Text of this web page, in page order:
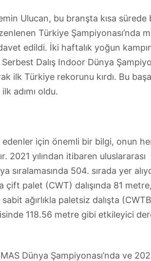
Ulucan, bu branşta kısa sürede
Türkiye Şampiyonası’nda
edildi. İki haftalık yoğun
Dalış Indoor Dünya
ilk Türkiye rekorunu kırdı. Bu
adımı oldu.
için önemli bir bilgi, onun
2021 yılından itibaren uluslararası
sıralamasında 504. sırada yer
çift palet (CWT) dalışında 81
ağırlıkla paletsiz dalışta
118.56 metre gibi etkileyici
Dünya Şampiyonası’nda ve